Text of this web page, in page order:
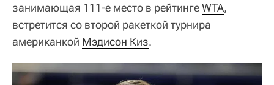
занимающая 111-е место в рейтингеWTA,
встретится со второй ракеткой турнира
американкой Мэдисон Киз.